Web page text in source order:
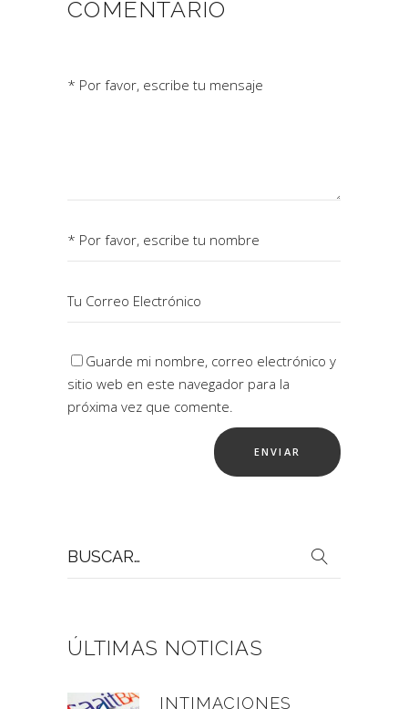
COMENTARIO
Guarde mi nombre, correo electrónico y
sitio web en este navegador para la
próxima vez que comente.
por:
ÚLTIMAS NOTICIAS
INTIMACIONES